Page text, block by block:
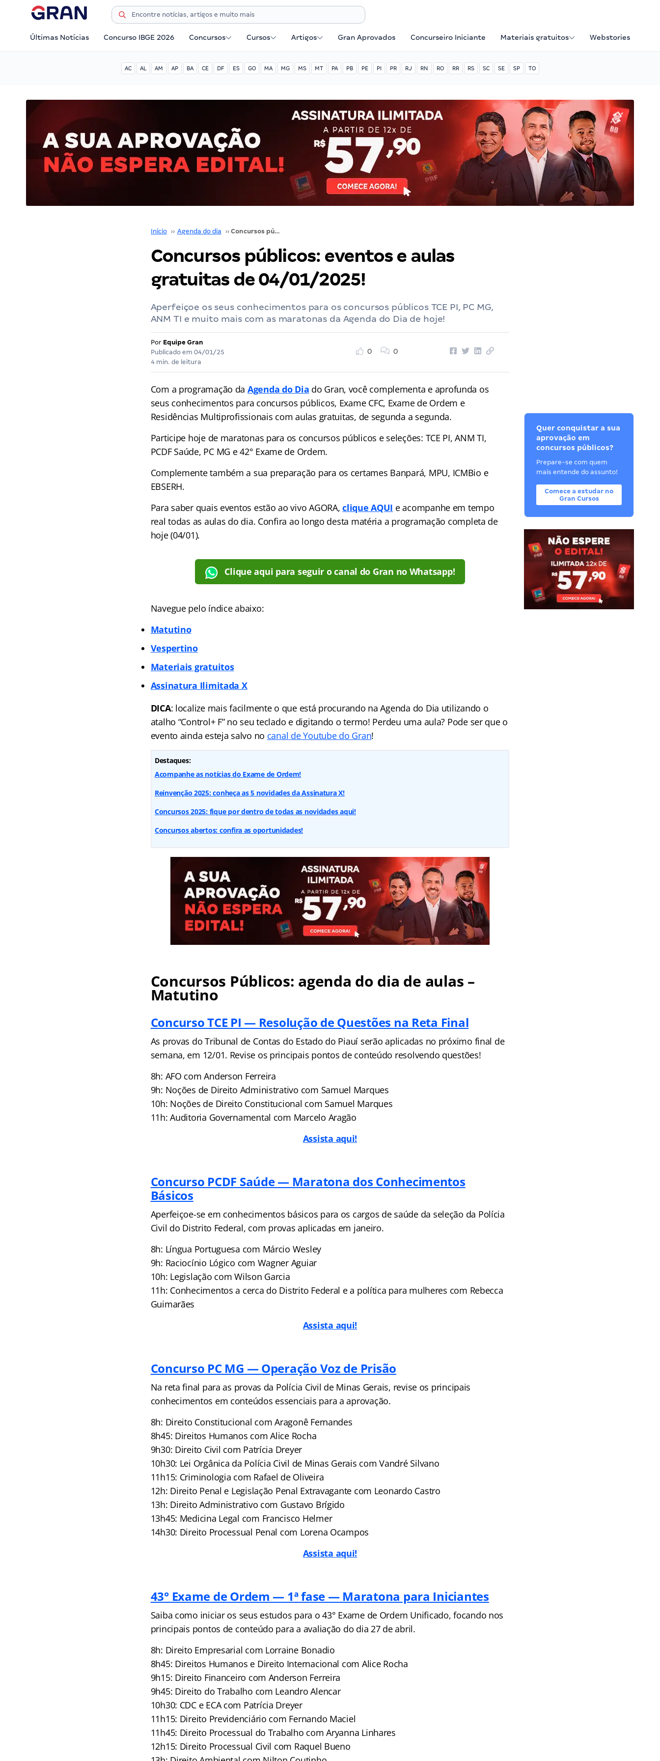
Últimas Notícias Concurso IBGE 2026 Concursos Cursos Artigos Gran Aprovados Concurseiro Iniciante Materiais gratuitos Webstories
AC AL AM AP BA CE DF ES GO MA MG MS MT PA PB PE PI PR RJ RN RO RR RS SC SE SP TO
Início ›› Agenda do dia ›› Concursos públicos: eventos e aulas gratuitas de 04/01/2025!
Concursos públicos: eventos e aulas
gratuitas de 04/01/2025!
Aperfeiçoe os seus conhecimentos para os concursos públicos TCE PI, PC MG,
ANM TI e muito mais com as maratonas da Agenda do Dia de hoje!
Por Equipe Gran
Publicado em 04/01/25
4 min. de leitura
0 0
Com a programação da Agenda do Dia do Gran, você complementa e aprofunda os
seus conhecimentos para concursos públicos, Exame CFC, Exame de Ordem e
Residências Multiprofissionais com aulas gratuitas, de segunda a segunda.
Participe hoje de maratonas para os concursos públicos e seleções: TCE PI, ANM TI,
PCDF Saúde, PC MG e 42° Exame de Ordem.
Complemente também a sua preparação para os certames Banpará, MPU, ICMBio e
EBSERH.
Para saber quais eventos estão ao vivo AGORA,clique AQUI e acompanhe em tempo
real todas as aulas do dia. Confira ao longo desta matéria a programação completa de
hoje (04/01).
Clique aqui para seguir o canal do Gran no Whatsapp!
Navegue pelo índice abaixo:
Matutino
Vespertino
Materiais gratuitos
Assinatura Ilimitada X
DICA: localize mais facilmente o que está procurando na Agenda do Dia utilizando o
atalho “Control+ F” no seu teclado e digitando o termo! Perdeu uma aula? Pode ser que o
evento ainda esteja salvo no canal de Youtube do Gran!
Destaques:
Acompanhe as notícias do Exame de Ordem!
Reinvenção 2025: conheça as 5 novidades da Assinatura X!
Concursos 2025: fique por dentro de todas as novidades aqui!
Concursos abertos: confira as oportunidades!
Concursos Públicos: agenda do dia de aulas –
Matutino
Concurso TCE PI — Resolução de Questões na Reta Final
As provas do Tribunal de Contas do Estado do Piauí serão aplicadas no próximo final de
semana, em 12/01. Revise os principais pontos de conteúdo resolvendo questões!
8h: AFO com Anderson Ferreira
9h: Noções de Direito Administrativo com Samuel Marques
10h: Noções de Direito Constitucional com Samuel Marques
11h: Auditoria Governamental com Marcelo Aragão
Assista aqui!
Concurso PCDF Saúde — Maratona dos Conhecimentos
Básicos
Aperfeiçoe-se em conhecimentos básicos para os cargos de saúde da seleção da Polícia
Civil do Distrito Federal, com provas aplicadas em janeiro.
8h: Língua Portuguesa com Márcio Wesley
9h: Raciocínio Lógico com Wagner Aguiar
10h: Legislação com Wilson Garcia
11h: Conhecimentos a cerca do Distrito Federal e a política para mulheres com Rebecca
Guimarães
Assista aqui!
Concurso PC MG — Operação Voz de Prisão
Na reta final para as provas da Polícia Civil de Minas Gerais, revise os principais
conhecimentos em conteúdos essenciais para a aprovação.
8h: Direito Constitucional com Aragonê Fernandes
8h45: Direitos Humanos com Alice Rocha
9h30: Direito Civil com Patrícia Dreyer
10h30: Lei Orgânica da Polícia Civil de Minas Gerais com Vandré Silvano
11h15: Criminologia com Rafael de Oliveira
12h: Direito Penal e Legislação Penal Extravagante com Leonardo Castro
13h: Direito Administrativo com Gustavo Brígido
13h45: Medicina Legal com Francisco Helmer
14h30: Direito Processual Penal com Lorena Ocampos
Assista aqui!
43° Exame de Ordem — 1ª fase — Maratona para Iniciantes
Saiba como iniciar os seus estudos para o 43° Exame de Ordem Unificado, focando nos
principais pontos de conteúdo para a avaliação do dia 27 de abril.
8h: Direito Empresarial com Lorraine Bonadio
8h45: Direitos Humanos e Direito Internacional com Alice Rocha
9h15: Direito Financeiro com Anderson Ferreira
9h45: Direito do Trabalho com Leandro Alencar
10h30: CDC e ECA com Patrícia Dreyer
11h15: Direito Previdenciário com Fernando Maciel
11h45: Direito Processual do Trabalho com Aryanna Linhares
12h15: Direito Processual Civil com Raquel Bueno
Quer conquistar a sua
aprovação em
concursos públicos?
Prepare-se com quem
mais entende do assunto!
Comece a estudar no
Gran Cursos